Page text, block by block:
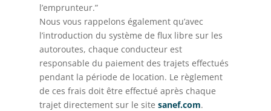
l’emprunteur.”
Nous vous rappelons également qu’avec
l’introduction du système de flux libre sur les
autoroutes, chaque conducteur est
responsable du paiement des trajets effectués
pendant la période de location. Le règlement
de ces frais doit être effectué après chaque
trajet directement sur le site sanef.com.